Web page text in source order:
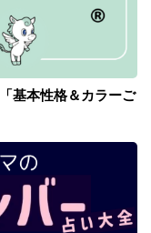
基本性格＆カラーご